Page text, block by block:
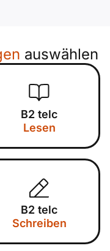
auswählen
B2 telc
Lesen
B2 telc
Schreiben